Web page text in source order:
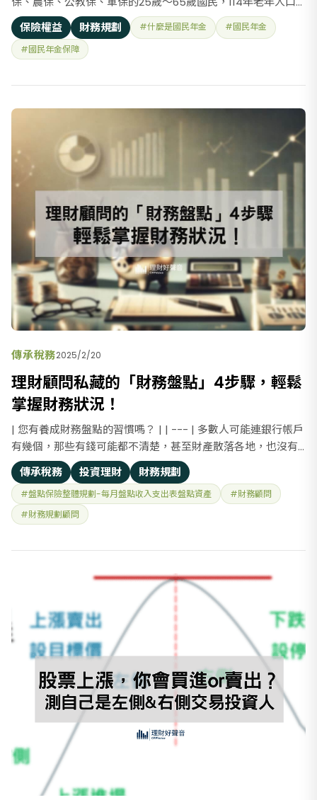
將占全國人口20%，已邁入「超高齡社會」，國民年金提供
「老年年金」、「身心障礙年金」、「遺屬年金」3大年金給付
保障，及「生育給付」、「喪葬給付」
保險權益 財務規劃 #什麼是國民年金
#國民年金
#國民年金保障
傳承稅務2025/2/20
理財顧問私藏的「財務盤點」4步驟，輕鬆
掌握財務狀況！
| 您有養成財務盤點的習慣嗎？ | | --- | 多數人可能連銀行帳戶
有幾個，那些有錢可能都不清楚，甚至財產散落各地，也沒有
時間和心思整理，藏錢、藏黃金或其他財產藏到哪裡也有可能
忘記，有的甚至是借名登記，家人不知道產權，甚至買了幾張
保單，只留意何時繳費，但有哪些保障？保障足不足夠，都是
業務員說的算
傳承稅務 投資理財 財務規劃
#盤點保險整體規劃-每月盤點收入支出表盤點資產
#財務顧問
#財務規劃顧問